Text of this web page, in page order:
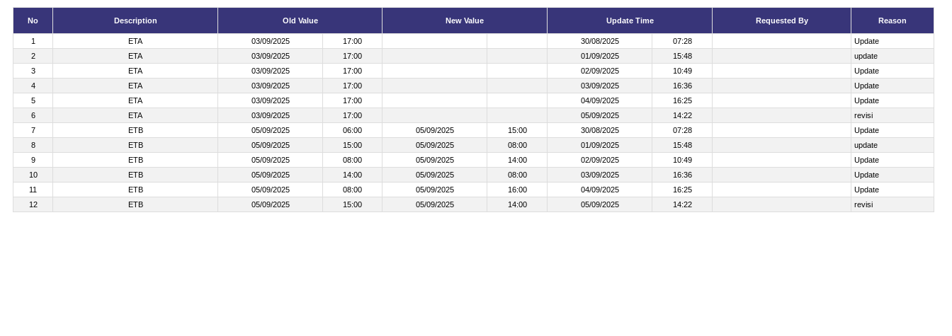
No Description Old Value New Value Update Time Requested By Reason
1 ETA 03/09/2025 17:00 30/08/2025 07:28
Update
2
ETA 03/09/2025 17:00 01/09/2025 15:48
update
3
ETA 03/09/2025 17:00 02/09/2025 10:49
Update
4
ETA 03/09/2025 17:00 03/09/2025 16:36
Update
5
ETA 03/09/2025 17:00 04/09/2025 16:25
Update
6
ETA 03/09/2025 17:00 05/09/2025 14:22
revisi
7
ETB 05/09/2025 06:00 05/09/2025 15:00 30/08/2025 07:28
Update
8
ETB 05/09/2025 15:00 05/09/2025 08:00 01/09/2025 15:48
update
9
ETB 05/09/2025 08:00 05/09/2025 14:00 02/09/2025 10:49
Update
10
ETB 05/09/2025 14:00 05/09/2025 08:00 03/09/2025 16:36
Update
11
ETB 05/09/2025 08:00 05/09/2025 16:00 04/09/2025 16:25
Update
12
ETB 05/09/2025 15:00 05/09/2025 14:00 05/09/2025 14:22 revisi